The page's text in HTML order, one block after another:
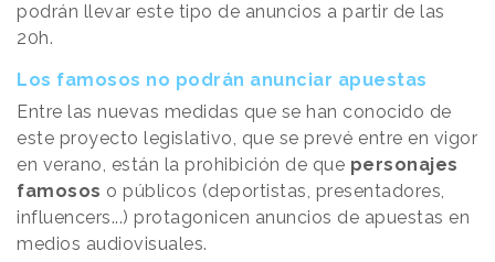
podrán llevar este tipo de anuncios a partir de las
20h.
Los famosos no podrán anunciar apuestas
Entre las nuevas medidas que se han conocido de
este proyecto legislativo, que se prevé entre en vigor
en verano, están la prohibición de que personajes
famosos o públicos (deportistas, presentadores,
influencers...) protagonicen anuncios de apuestas en
medios audiovisuales.